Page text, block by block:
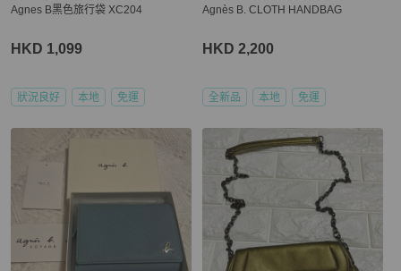
Agnes B黑色旅行袋 XC204
HKD 1,099
狀況良好 本地 免運
Agnès B. CLOTH HANDBAG
HKD 2,200
全新品 本地 免運